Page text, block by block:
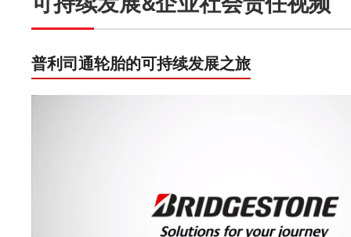
普利司通轮胎的可持续发展之旅